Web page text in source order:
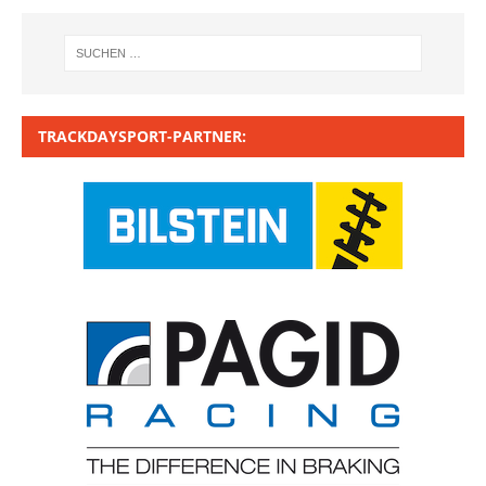
TRACKDAYSPORT-PARTNER: